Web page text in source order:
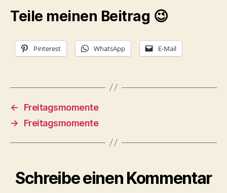
Teile meinen Beitrag 😉
Pinterest WhatsApp E-Mail
←
Freitagsmomente
→
Freitagsmomente
Schreibe einen Kommentar